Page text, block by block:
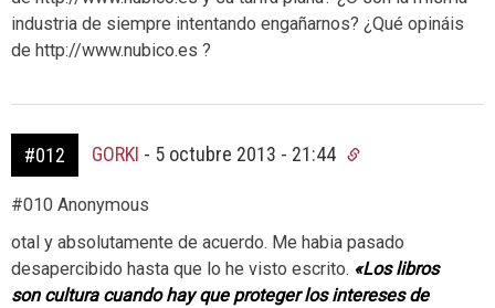
industria de siempre intentando engañarnos? ¿Qué opináis
de http://www.nubico.es ?
#012 GORKI - 5 octubre 2013 - 21:44
#010 Anonymous
otal y absolutamente de acuerdo. Me habia pasado
desapercibido hasta que lo he visto escrito. «Los libros
son cultura cuando hay que proteger los intereses de